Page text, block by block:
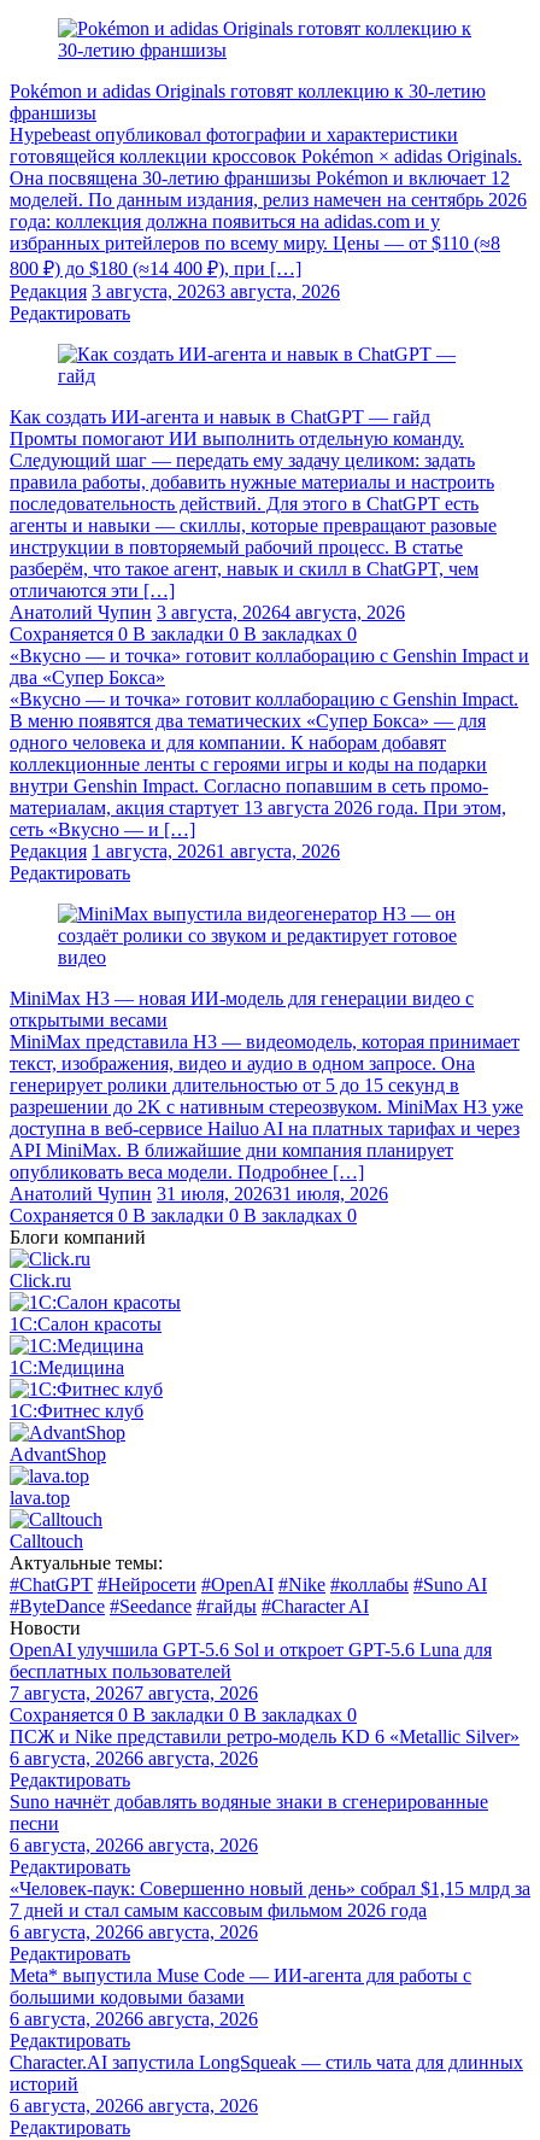
Pokémon и adidas Originals готовят коллекцию к 30-летию
франшизы
Hypebeast опубликовал фотографии и характеристики
готовящейся коллекции кроссовок Pokémon × adidas Originals.
Она посвящена 30-летию франшизы Pokémon и включает 12
моделей. По данным издания, релиз намечен на сентябрь 2026
года: коллекция должна появиться на adidas.com и у
избранных ритейлеров по всему миру. Цены — от $110 (≈8
800 ₽) до $180 (≈14 400 ₽), при […]
Редакция 3 августа, 20263 августа, 2026
Редактировать
Как создать ИИ-агента и навык в ChatGPT — гайд
Промты помогают ИИ выполнить отдельную команду.
Следующий шаг — передать ему задачу целиком: задать
правила работы, добавить нужные материалы и настроить
последовательность действий. Для этого в ChatGPT есть
агенты и навыки — скиллы, которые превращают разовые
инструкции в повторяемый рабочий процесс. В статье
разберём, что такое агент, навык и скилл в ChatGPT, чем
отличаются эти […]
Анатолий Чупин 3 августа, 20264 августа, 2026
Сохраняется 0 В закладки 0 В закладках 0
«Вкусно — и точка» готовит коллаборацию с Genshin Impact и
два «Супер Бокса»
«Вкусно — и точка» готовит коллаборацию с Genshin Impact.
В меню появятся два тематических «Супер Бокса» — для
одного человека и для компании. К наборам добавят
коллекционные ленты с героями игры и коды на подарки
внутри Genshin Impact. Согласно попавшим в сеть промо-
материалам, акция стартует 13 августа 2026 года. При этом,
сеть «Вкусно — и […]
Редакция 1 августа, 20261 августа, 2026
Редактировать
MiniMax H3 — новая ИИ-модель для генерации видео с
открытыми весами
MiniMax представила H3 — видеомодель, которая принимает
текст, изображения, видео и аудио в одном запросе. Она
генерирует ролики длительностью от 5 до 15 секунд в
разрешении до 2K с нативным стереозвуком. MiniMax H3 уже
доступна в веб-сервисе Hailuo AI на платных тарифах и через
API MiniMax. В ближайшие дни компания планирует
опубликовать веса модели. Подробнее […]
Анатолий Чупин 31 июля, 202631 июля, 2026
Сохраняется 0 В закладки 0 В закладках 0
Блоги компаний
Click.ru
1С:Салон красоты
1С:Медицина
1С:Фитнес клуб
AdvantShop
lava.top
Calltouch
Актуальные темы:
#ChatGPT #Нейросети #OpenAI #Nike #коллабы #Suno AI
#ByteDance #Seedance #гайды #Character AI
Новости
OpenAI улучшила GPT-5.6 Sol и откроет GPT-5.6 Luna для
бесплатных пользователей
7 августа, 20267 августа, 2026
Сохраняется 0 В закладки 0 В закладках 0
ПСЖ и Nike представили ретро-модель KD 6 «Metallic Silver»
6 августа, 20266 августа, 2026
Редактировать
Suno начнёт добавлять водяные знаки в сгенерированные
песни
6 августа, 20266 августа, 2026
Редактировать
«Человек-паук: Совершенно новый день» собрал $1,15 млрд за
7 дней и стал самым кассовым фильмом 2026 года
6 августа, 20266 августа, 2026
Редактировать
Meta* выпустила Muse Code — ИИ-агента для работы с
большими кодовыми базами
6 августа, 20266 августа, 2026
Редактировать
Character.AI запустила LongSqueak — стиль чата для длинных
историй
6 августа, 20266 августа, 2026
Редактировать